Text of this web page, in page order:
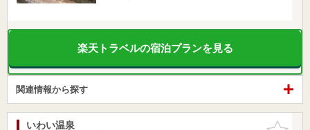
楽天トラベルの宿泊プランを見る
関連情報から探す
お気に入
いわい温泉